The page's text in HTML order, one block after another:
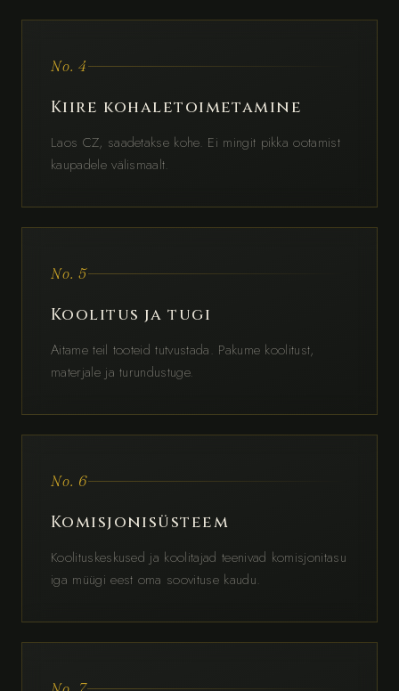
No. 4
Kiire kohaletoimetamine
Laos CZ, saadetakse kohe. Ei mingit pikka ootamist
kaupadele välismaalt.
No. 5
Koolitus ja tugi
Aitame teil tooteid tutvustada. Pakume koolitust,
materjale ja turundustuge.
No. 6
Komisjonisüsteem
Koolituskeskused ja koolitajad teenivad komisjonitasu
iga müügi eest oma soovituse kaudu.